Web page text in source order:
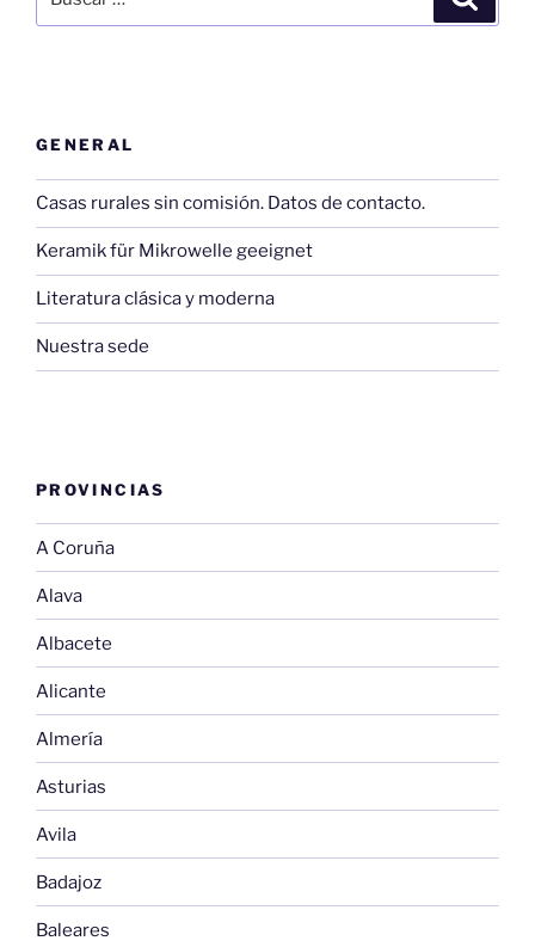
por:
GENERAL
Casas rurales sin comisión. Datos de contacto.
Keramik für Mikrowelle geeignet
Literatura clásica y moderna
Nuestra sede
PROVINCIAS
A Coruña
Alava
Albacete
Alicante
Almería
Asturias
Avila
Badajoz
Baleares